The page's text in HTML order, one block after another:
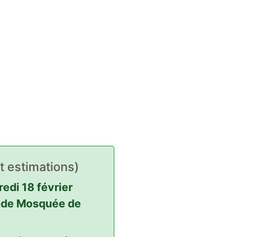
estimations)
18 février
Mosquée de